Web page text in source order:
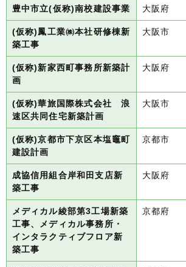
豊中市立(仮称)南校建設事業 大阪府
(仮称)鳳工業㈱本社研修棟新
築工事
大阪市
(仮称)新家西町事務所新築計
画
大阪府
(仮称)華旅国際株式会社 浪
速区共同住宅新築計画
大阪市
(仮称)京都市下京区本塩竈町
建設計画
京都市
成協信用組合岸和田支店新
築工事
大阪府
メディカル綾部第3工場新築
工事、メディカル事務所・
インタラクティブフロア新
築工事
京都府